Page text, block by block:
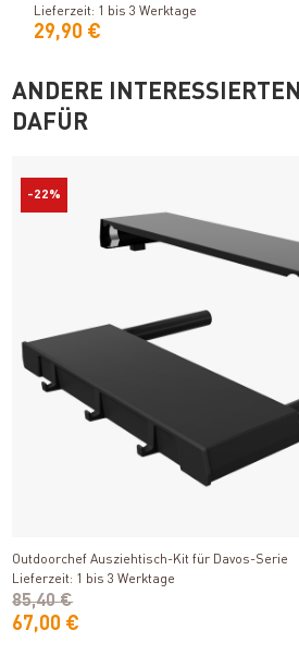
Lieferzeit: 1 bis 3 Werktage
29,90 €
ANDERE
DAFÜR
-22%
Outdoorchef Ausziehtisch-Kit für Davos-Serie
Lieferzeit: 1 bis 3 Werktage
67,00 €
85,40 €